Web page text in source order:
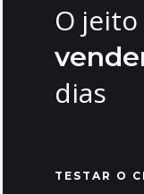
O
dias
TESTAR O